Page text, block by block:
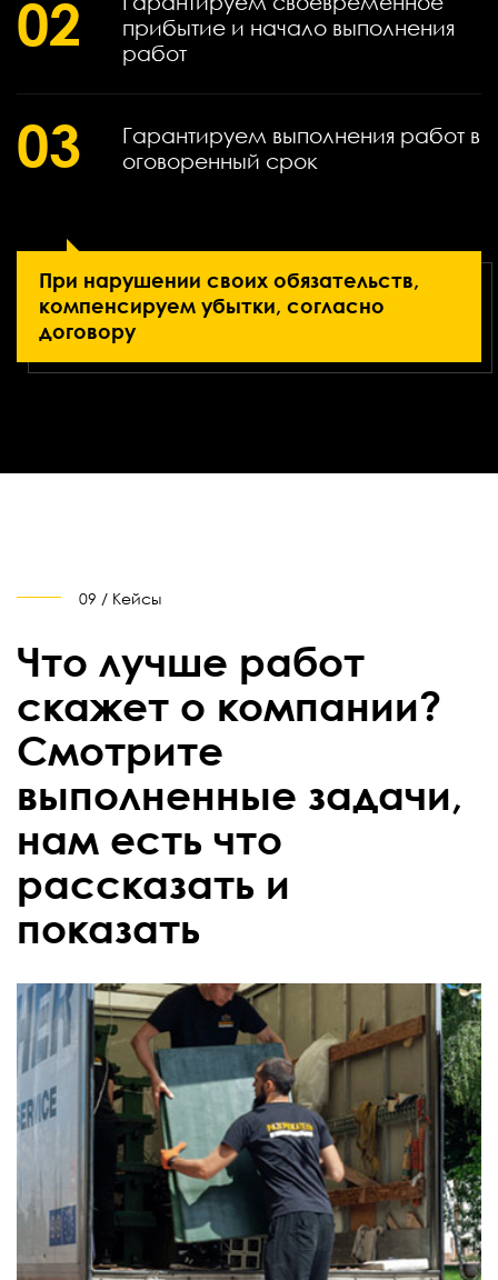
02
прибытие и начало выполнения
работ
03
Гарантируем выполнения работ в
оговоренный срок
При нарушении своих обязательств,
компенсируем убытки, согласно
договору
09 / Кейсы
Что лучше работ
скажет о компании?
Смотрите
выполненные задачи,
нам есть что
рассказать и
показать